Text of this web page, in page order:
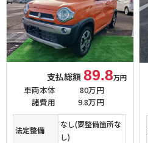
支払総額 89.8万円
車両本体
80万円
諸費用
9.8万円
法定整備
なし(要整備箇所な
し)